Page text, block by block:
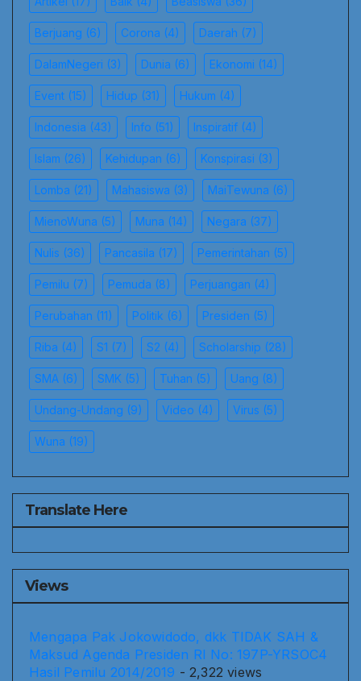
Berjuang (6) Corona (4) Daerah (7)
DalamNegeri (3) Dunia (6) Ekonomi (14)
Event (15) Hidup (31) Hukum (4)
Indonesia (43) Info (51) Inspiratif (4)
Islam (26) Kehidupan (6) Konspirasi (3)
Lomba (21) Mahasiswa (3) MaiTewuna (6)
MienoWuna (5) Muna (14) Negara (37)
Nulis (36) Pancasila (17) Pemerintahan (5)
Pemilu (7) Pemuda (8) Perjuangan (4)
Perubahan (11) Politik (6) Presiden (5)
Riba (4) S1 (7) S2 (4) Scholarship (28)
SMA (6) SMK (5) Tuhan (5) Uang (8)
Undang-Undang (9) Video (4) Virus (5)
Wuna (19)
Translate Here
Views
Mengapa Pak Jokowidodo, dkk TIDAK SAH &
Maksud Agenda Presiden RI No: 197P-YRSOC4
Hasil Pemilu 2014/2019 - 2,322 views